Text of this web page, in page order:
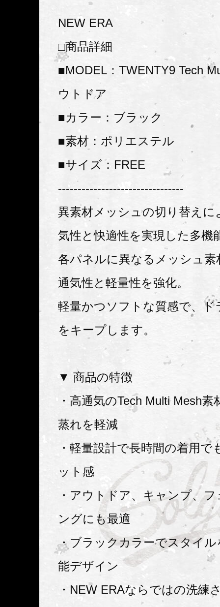
NEW ERA
□商品詳細
■MODEL：TWENTY9 Tech
ウトドア
■カラー：ブラック
■素材：ポリエステル
■サイズ：FREE
--------------------------------
異素材メッシュの切り替えに
気性と快適性を実現した多機
各パネルに異なるメッシュ素
通気性と軽量性を強化。
軽量かつソフトな質感で、ド
をキープします。
▼ 商品の特徴
・高通気のTech Multi Mesh
蒸れを軽減
・軽量設計で長時間の着用で
ット感
・アウトドア、キャンプ、
ングにも最適
・ブラックカラーでスタイ
能デザイン
・NEW ERAならではの洗練